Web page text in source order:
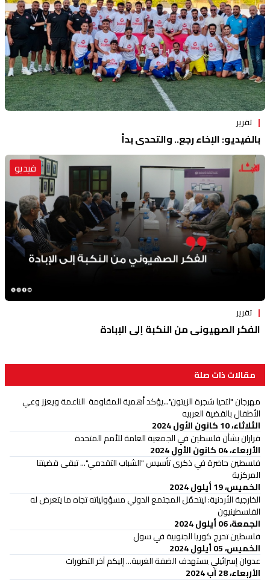
تقرير
بالفيديو: الإخاء رجع.. والتحدي بدأ
فيديو
تقرير
الفكر الصهيوني من النكبة إلى الإبادة
مقالات ذات صلة
مهرجان "لتحيا شجرة الزيتون"...يؤكد أهمية المقاومة الناعمة ويعزز وعي
الأطفال بالقضية العربيه
الثلاثاء، 10 كانون الأول 2024
قراران بشأن فلسطين في الجمعية العامة للأمم المتحدة
الأربعاء، 04 كانون الأول 2024
فلسطين حاضرة في ذكرى تأسيس "الشباب التقدمي"... تبقى قضيتنا
المركزية
الخميس، 19 أيلول 2024
الخارجية الأردنية: ليتحمّل المجتمع الدولي مسؤولياته تجاه ما يتعرض له
الفلسطينيون
الجمعة، 06 أيلول 2024
فلسطين تحرج كوريا الجنوبية في سول
الخميس، 05 أيلول 2024
عدوان إسرائيلي يستهدف الضفة الغربية... إليكم آخر التطورات
الأربعاء، 28 آب 2024